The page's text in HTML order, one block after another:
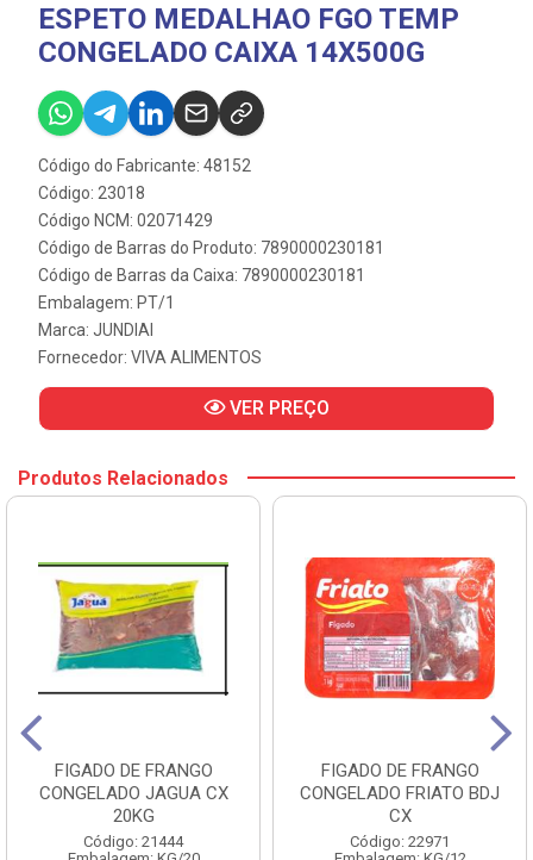
ESPETO MEDALHAO FGO TEMP
CONGELADO CAIXA 14X500G
Código do Fabricante: 48152
Código: 23018
Código NCM: 02071429
Código de Barras do Produto: 7890000230181
Código de Barras da Caixa: 7890000230181
Embalagem: PT/1
Marca: JUNDIAI
Fornecedor: VIVA ALIMENTOS
VER PREÇO
Produtos Relacionados
FIGADO DE FRANGO
CONGELADO JAGUA CX
20KG
Código: 21444
FIGADO DE FRANGO
CONGELADO FRIATO BDJ
CX
Código: 22971